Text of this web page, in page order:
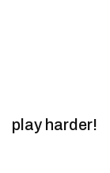
play harder!